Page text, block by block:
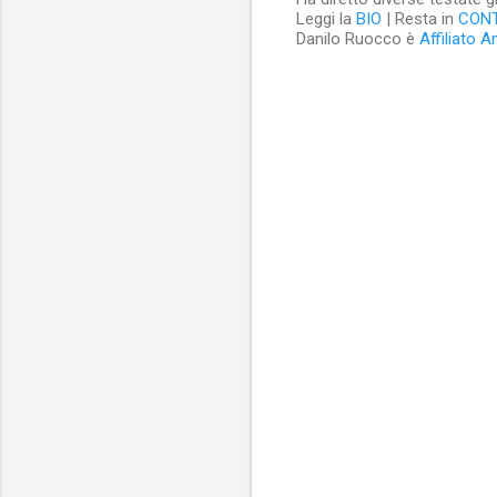
Leggi la BIO | Resta in
Danilo Ruocco è Affiliato